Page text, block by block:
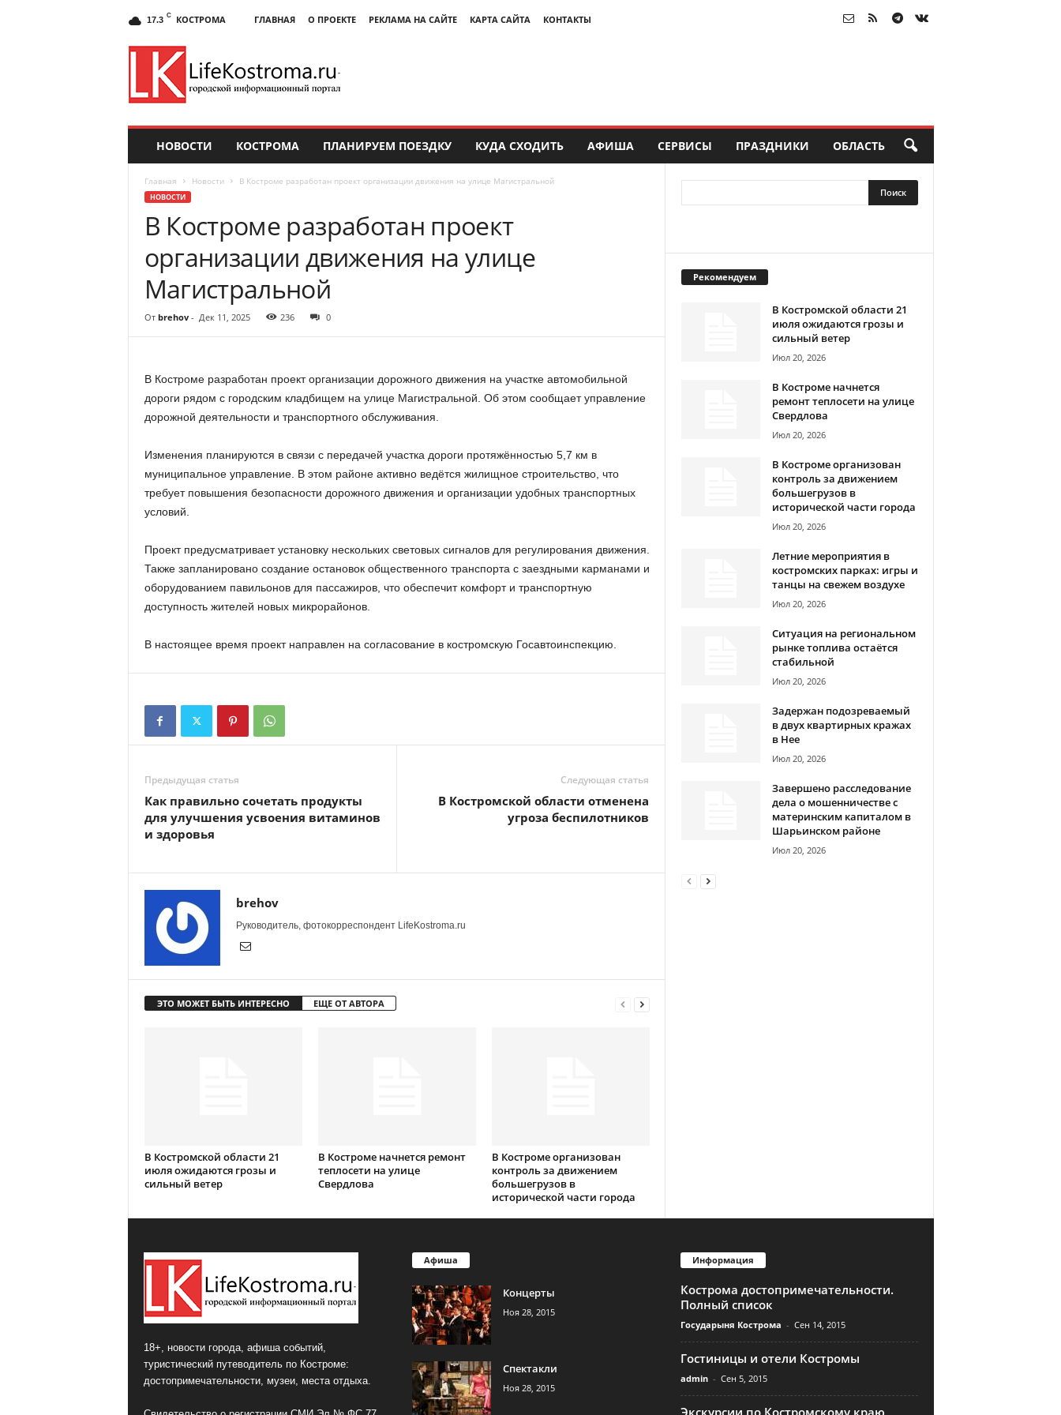
17.3 C КОСТРОМА ГЛАВНАЯ О ПРОЕКТЕ РЕКЛАМА НА САЙТЕ КАРТА САЙТА КОНТАКТЫ
НОВОСТИ КОСТРОМА ПЛАНИРУЕМ ПОЕЗДКУ КУДА СХОДИТЬ АФИША СЕРВИСЫ ПРАЗДНИКИ ОБЛАСТЬ
Главная Новости В Костроме разработан проект организации движения на улице Магистральной
НОВОСТИ
В Костроме разработан проект
организации движения на улице
Магистральной
От brehov- Дек 11, 2025 236 0
В Костроме разработан проект организации дорожного движения на участке автомобильной
дороги рядом с городским кладбищем на улице Магистральной. Об этом сообщает управление
дорожной деятельности и транспортного обслуживания.
Изменения планируются в связи с передачей участка дороги протяжённостью 5,7 км в
муниципальное управление. В этом районе активно ведётся жилищное строительство, что
требует повышения безопасности дорожного движения и организации удобных транспортных
условий.
Проект предусматривает установку нескольких световых сигналов для регулирования движения.
Также запланировано создание остановок общественного транспорта с заездными карманами и
оборудованием павильонов для пассажиров, что обеспечит комфорт и транспортную
доступность жителей новых микрорайонов.
В настоящее время проект направлен на согласование в костромскую Госавтоинспекцию.
Предыдущая статья
Как правильно сочетать продукты
для улучшения усвоения витаминов
и здоровья
Следующая статья
В Костромской области отменена
угроза беспилотников
brehov
Руководитель, фотокорреспондент LifeKostroma.ru
ЭТО МОЖЕТ БЫТЬ ИНТЕРЕСНО ЕЩЕ ОТ АВТОРА
В Костромской области 21
июля ожидаются грозы и
сильный ветер
В Костроме начнется ремонт
теплосети на улице
Свердлова
В Костроме организован
контроль за движением
большегрузов в
исторической части города
Рекомендуем
В Костромской области 21
июля ожидаются грозы и
сильный ветер
Июл 20, 2026
В Костроме начнется
ремонт теплосети на улице
Свердлова
Июл 20, 2026
В Костроме организован
контроль за движением
большегрузов в
исторической части города
Июл 20, 2026
Летние мероприятия в
костромских парках: игры и
танцы на свежем воздухе
Июл 20, 2026
Ситуация на региональном
рынке топлива остаётся
стабильной
Июл 20, 2026
Задержан подозреваемый
в двух квартирных кражах
в Нее
Июл 20, 2026
Завершено расследование
дела о мошенничестве с
материнским капиталом в
Шарьинском районе
Июл 20, 2026
18+, новости города, афиша событий,
туристический путеводитель по Костроме:
достопримечательности, музеи, места отдыха.
Афиша
Концерты
Ноя 28, 2015
Спектакли
Ноя 28, 2015
Информация
Кострома достопримечательности.
Полный список
Государыня Кострома - Сен 14, 2015
Гостиницы и отели Костромы
admin - Сен 5, 2015
Экскурсии по Костромскому краю